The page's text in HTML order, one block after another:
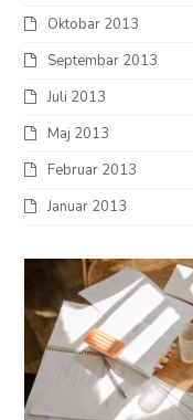
Oktobar 2013
Septembar 2013
Juli 2013
Maj 2013
Februar 2013
Januar 2013